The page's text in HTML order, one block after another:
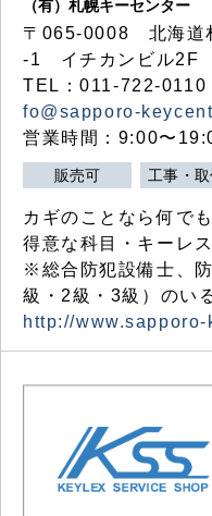
（有）札幌キーセンター
〒065-0008 北海道
-1 イチカンビル2F
TEL：011-722-
fo@sapporo-
営業時間：9:00〜
販売可 工事・
カギのことなら何で
得意な科目・キーレ
※総合防犯設備士、
級・2級・3級）のい
http://